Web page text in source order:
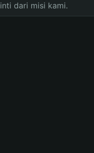
inti dari misi kami.